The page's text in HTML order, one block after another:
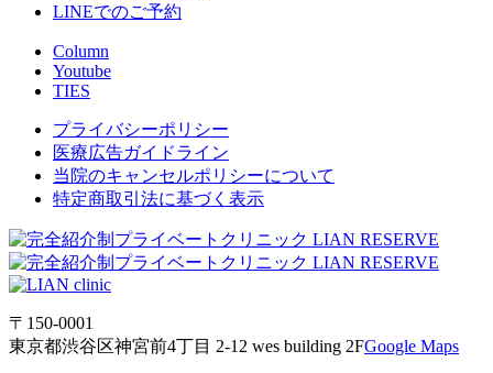
LINEでのご予約
Column
Youtube
TIES
プライバシーポリシー
医療広告ガイドライン
当院のキャンセルポリシーについて
特定商取引法に基づく表示
〒150-0001
東京都渋谷区神宮前4丁目 2-12 wes building 2FGoogle Maps